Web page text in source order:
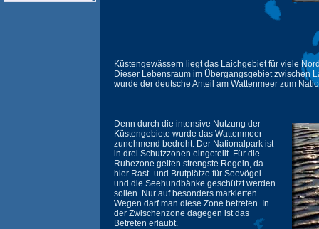
Küstengewässern liegt das Laichgebiet für viele
Dieser Lebensraum im Übergangsgebiet zwischen
wurde der deutsche Anteil am Wattenmeer zum
Denn durch die intensive Nutzung der
Küstengebiete wurde das Wattenmeer
zunehmend bedroht. Der Nationalpark ist
in drei Schutzzonen eingeteilt. Für die
Ruhezone gelten strengste Regeln, da
hier Rast- und Brutplätze für Seevögel
und die Seehundbänke geschützt werden
sollen. Nur auf besonders markierten
Wegen darf man diese Zone betreten. In
der Zwischenzone dagegen ist das
Betreten erlaubt.